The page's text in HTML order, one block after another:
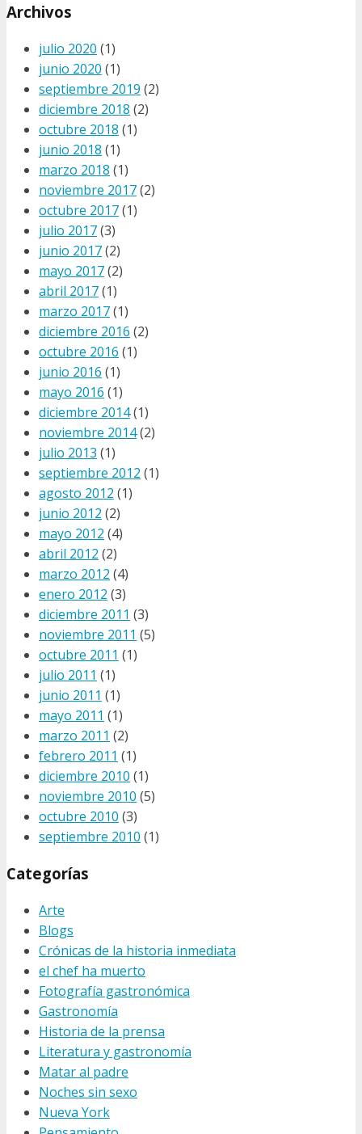
Archivos
julio 2020 (1)
junio 2020 (1)
septiembre 2019 (2)
diciembre 2018 (2)
octubre 2018 (1)
junio 2018 (1)
marzo 2018 (1)
noviembre 2017(2)
octubre 2017(1)
julio 2017(3)
junio 2017(2)
mayo 2017(2)
abril 2017(1)
marzo 2017(1)
diciembre 2016 (2)
octubre 2016 (1)
junio 2016 (1)
mayo 2016 (1)
diciembre 2014(1)
noviembre 2014(2)
julio 2013 (1)
septiembre 2012 (1)
agosto 2012 (1)
junio 2012 (2)
mayo 2012 (4)
abril 2012 (2)
marzo 2012 (4)
enero 2012 (3)
diciembre 2011 (3)
noviembre 2011 (5)
octubre 2011 (1)
julio 2011 (1)
junio 2011 (1)
mayo 2011 (1)
marzo 2011 (2)
febrero 2011 (1)
diciembre 2010 (1)
noviembre 2010 (5)
octubre 2010 (3)
septiembre 2010 (1)
Categorías
Arte
Blogs
Crónicas de la historia inmediata
el chef ha muerto
Fotografía gastronómica
Gastronomía
Historia de la prensa
Literatura y gastronomía
Matar al padre
Noches sin sexo
Nueva York